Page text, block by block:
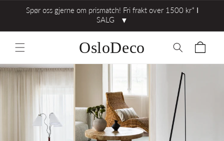
Spør oss gjerne om prismatch! Fri frakt over 1500 kr* ⅼ
SALG
▼
OsloDeco